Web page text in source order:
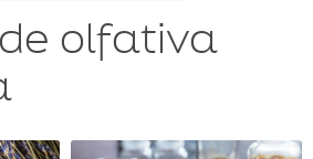
olfativa